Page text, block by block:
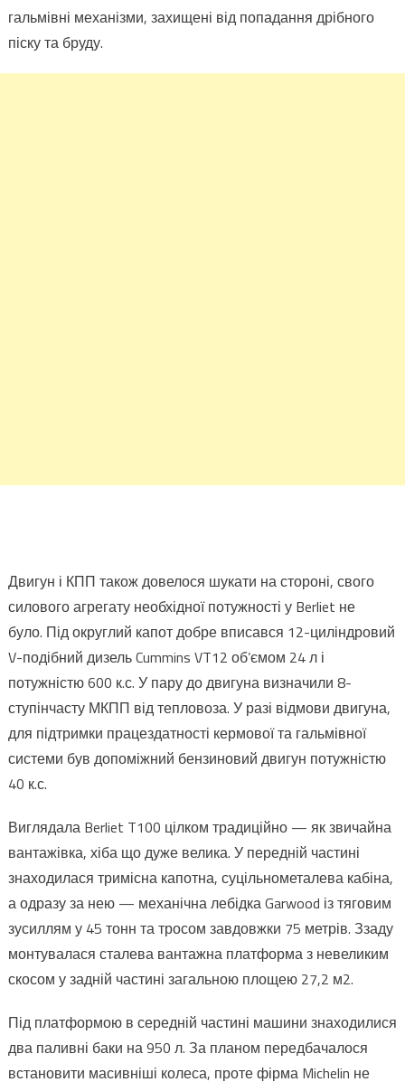
гальмівні механізми, захищені від попадання дрібного
піску та бруду.
Двигун і КПП також довелося шукати на стороні, свого
силового агрегату необхідної потужності у Berliet не
було. Під округлий капот добре вписався 12-циліндровий
V-подібний дизель Cummins VT12 об’ємом 24 л і
потужністю 600 к.с. У пару до двигуна визначили 8-
ступінчасту МКПП від тепловоза. У разі відмови двигуна,
для підтримки працездатності кермової та гальмівної
системи був допоміжний бензиновий двигун потужністю
40 к.с.
Виглядала Berliet T100 цілком традиційно — як звичайна
вантажівка, хіба що дуже велика. У передній частині
знаходилася тримісна капотна, суцільнометалева кабіна,
а одразу за нею — механічна лебідка Garwood із тяговим
зусиллям у 45 тонн та тросом завдовжки 75 метрів. Ззаду
монтувалася сталева вантажна платформа з невеликим
скосом у задній частині загальною площею 27,2 м2.
Під платформою в середній частині машини знаходилися
два паливні баки на 950 л. За планом передбачалося
встановити масивніші колеса, проте фірма Michelin не